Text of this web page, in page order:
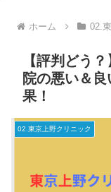
ホーム 02.
【評判どう
院の悪い＆
果！
02.東京上野クリニック